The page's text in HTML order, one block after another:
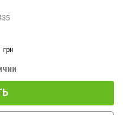
грн